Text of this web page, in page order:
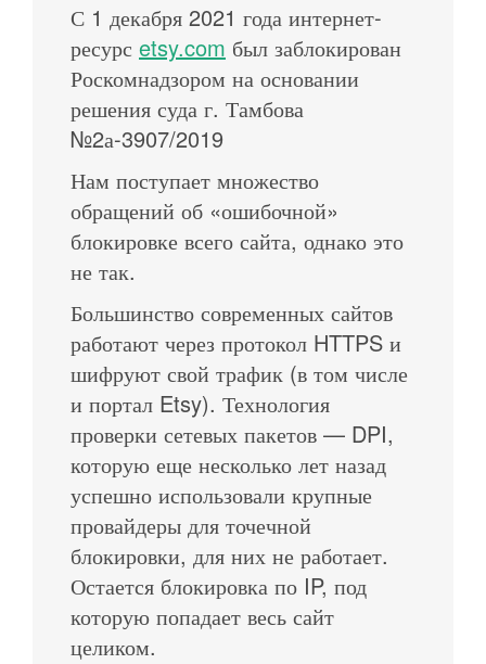
С 1 декабря 2021 года интернет-
ресурс etsy.com был заблокирован
Роскомнадзором на основании
решения суда г. Тамбова
№2а-3907/2019
Нам поступает множество
обращений об «ошибочной»
блокировке всего сайта, однако это
не так.
Большинство современных сайтов
работают через протокол HTTPS и
шифруют свой трафик (в том числе
и портал Etsy). Технология
проверки сетевых пакетов — DPI,
которую еще несколько лет назад
успешно использовали крупные
провайдеры для точечной
блокировки, для них не работает.
Остается блокировка по IP, под
которую попадает весь сайт
целиком.